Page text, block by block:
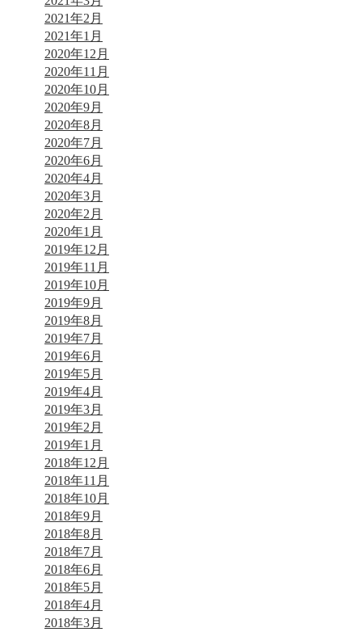
2021年2月
2021年1月
2020年12月
2020年11月
2020年10月
2020年9月
2020年8月
2020年7月
2020年6月
2020年4月
2020年3月
2020年2月
2020年1月
2019年12月
2019年11月
2019年10月
2019年9月
2019年8月
2019年7月
2019年6月
2019年5月
2019年4月
2019年3月
2019年2月
2019年1月
2018年12月
2018年11月
2018年10月
2018年9月
2018年8月
2018年7月
2018年6月
2018年5月
2018年4月
2018年3月